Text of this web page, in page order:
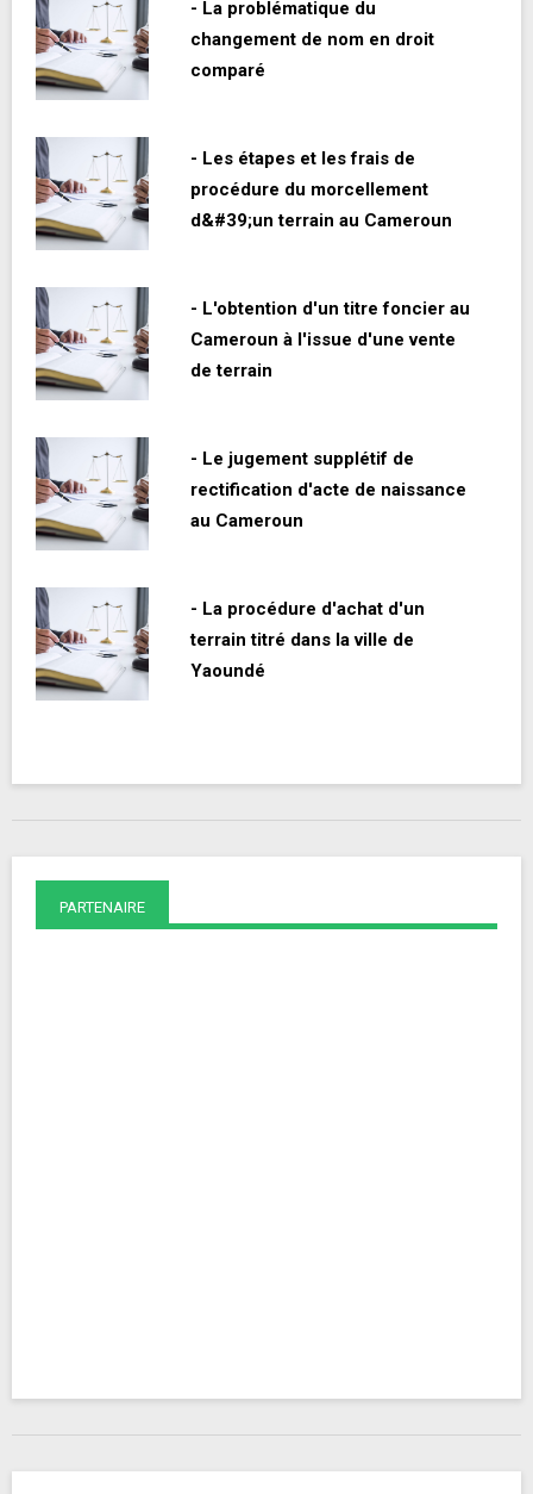
- La problématique du
changement de nom en droit
comparé
- Les étapes et les frais de
procédure du morcellement
d&#39;un terrain au Cameroun
- L'obtention d'un titre foncier au
Cameroun à l'issue d'une vente
de terrain
- Le jugement supplétif de
rectification d'acte de naissance
au Cameroun
- La procédure d'achat d'un
terrain titré dans la ville de
Yaoundé
PARTENAIRE